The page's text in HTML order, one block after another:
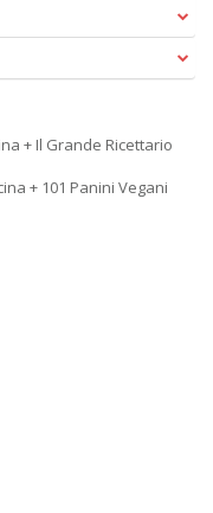
+ Il Grande Ricettario
+ 101 Panini Vegani